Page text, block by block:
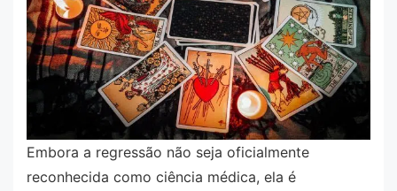
Embora a regressão não seja oficialmente
reconhecida como ciência médica, ela é